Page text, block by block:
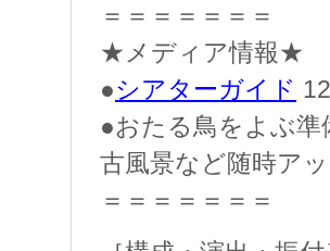
＝＝＝＝＝＝＝
★メディア情報★
●シアターガイド
●おたる鳥をよぶ準
古風景など随時ア
＝＝＝＝＝＝＝